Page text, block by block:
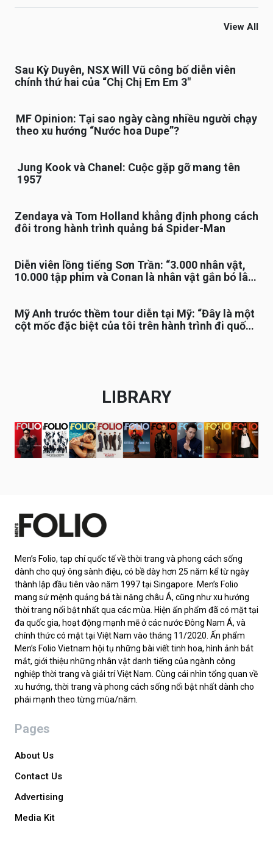
View All
Sau Kỳ Duyên, NSX Will Vũ công bố diễn viên
chính thứ hai của “Chị Chị Em Em 3″
MF Opinion: Tại sao ngày càng nhiều người chạy
theo xu hướng “Nước hoa Dupe”?
Jung Kook và Chanel: Cuộc gặp gỡ mang tên
1957
Zendaya và Tom Holland khẳng định phong cách
đôi trong hành trình quảng bá Spider-Man
Diễn viên lồng tiếng Sơn Trần: “3.000 nhân vật,
10.000 tập phim và Conan là nhân vật gắn bó lâu
Mỹ Anh trước thềm tour diễn tại Mỹ: “Đây là một
cột mốc đặc biệt của tôi trên hành trình đi quốc
LIBRARY
Men’s Folio, tạp chí quốc tế về thời trang và phong cách sống
dành cho quý ông sành điệu, có bề dày hơn 25 năm kể từ ngày
thành lập đầu tiên vào năm 1997 tại Singapore. Men’s Folio
mang sứ mệnh quảng bá tài năng châu Á, cũng như xu hướng
thời trang nổi bật nhất qua các mùa. Hiện ấn phẩm đã có mặt tại
đa quốc gia, hoạt động mạnh mẽ ở các nước Đông Nam Á, và
chính thức có mặt tại Việt Nam vào tháng 11/2020. Ấn phẩm
Men’s Folio Vietnam hội tụ những bài viết tinh hoa, hình ảnh bắt
mắt, giới thiệu những nhân vật danh tiếng của ngành công
nghiệp thời trang và giải trí Việt Nam. Cùng cái nhìn tổng quan về
xu hướng, thời trang và phong cách sống nổi bật nhất dành cho
phái mạnh theo từng mùa/năm.
Pages
About Us
Contact Us
Advertising
Media Kit